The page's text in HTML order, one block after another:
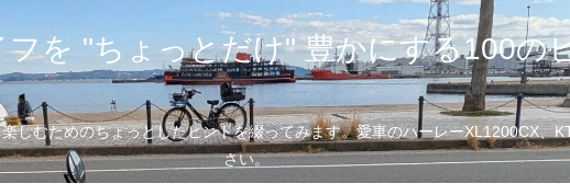
を "ちょっとだけ" 豊かにする100の
しむためのちょっとしたヒントを綴ってみます。愛車のハーレーXL1200CX、
さい。